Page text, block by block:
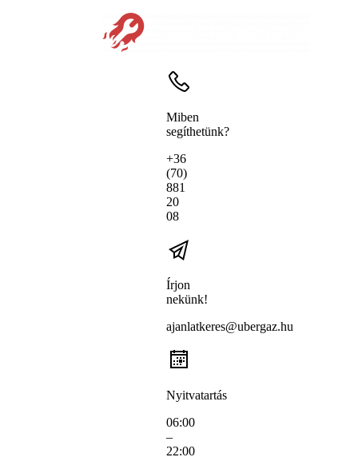
Miben
segíthetünk?
+36
(70)
881
20
08
Írjon
nekünk!
ajanlatkeres@ubergaz.hu
Nyitvatartás
06:00
–
22:00